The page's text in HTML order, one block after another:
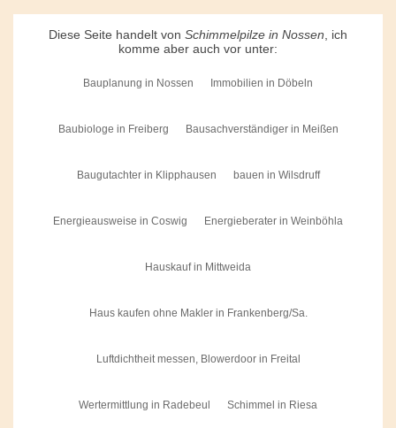
Diese Seite handelt von Schimmelpilze in Nossen , ich
komme aber auch vor unter:
Bauplanung in Nossen Immobilien in Döbeln
Baubiologe in Freiberg Bausachverständiger in Meißen
Baugutachter in Klipphausen bauen in Wilsdruff
Energieausweise in Coswig Energieberater in Weinböhla
Hauskauf in Mittweida
Haus kaufen ohne Makler in Frankenberg/Sa.
Luftdichtheit messen, Blowerdoor in Freital
Wertermittlung in Radebeul Schimmel in Riesa